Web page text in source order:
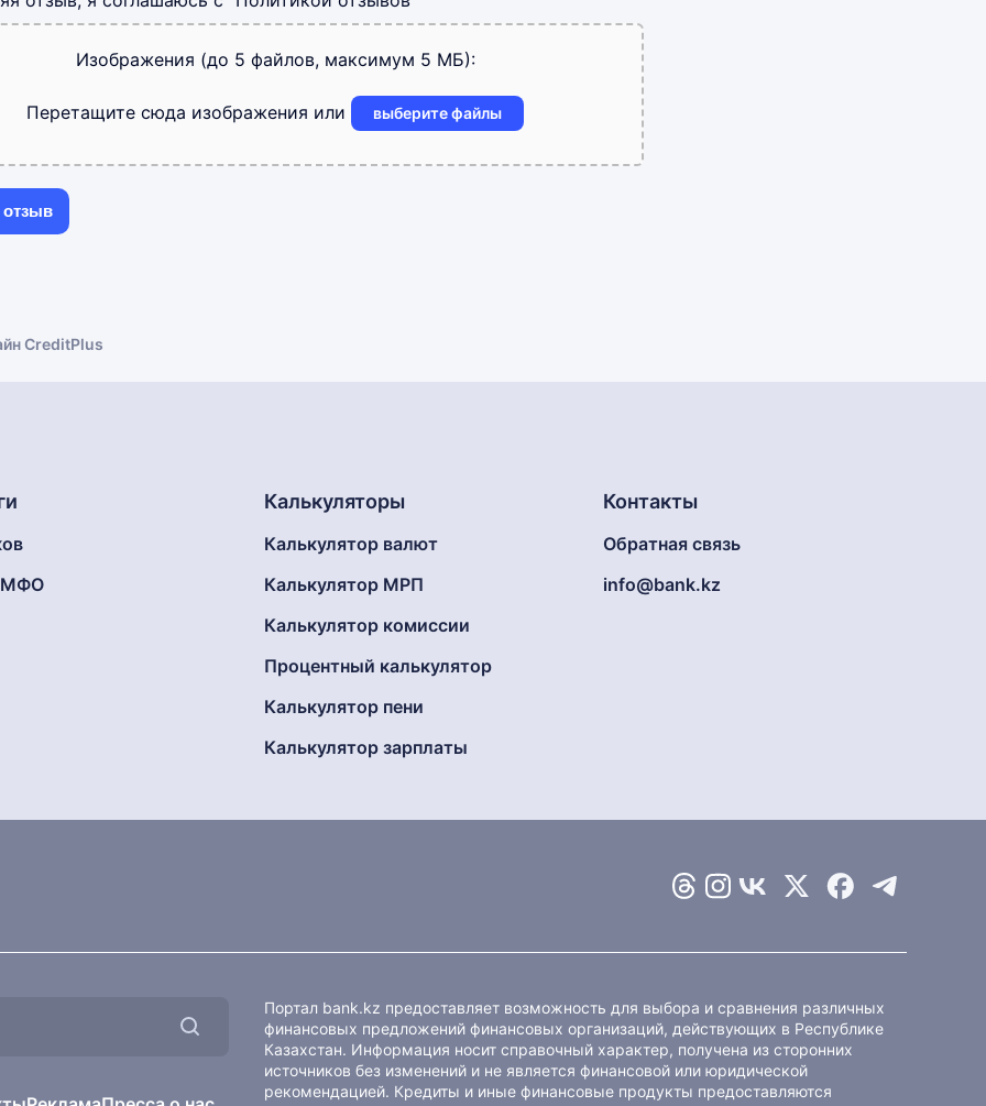
Изображения (до 5 файлов, максимум 5 МБ):
Перетащите сюда изображения или выберите файлы
CreditPlus
МФО
Калькуляторы
Калькулятор валют
Калькулятор МРП
Калькулятор комиссии
Процентный калькулятор
Калькулятор пени
Калькулятор зарплаты
Контакты
Обратная связь
info@bank.kz
Портал bank.kz предоставляет возможность для выбора и сравнения различных
финансовых предложений финансовых организаций, действующих в Республике
Казахстан. Информация носит справочный характер, получена из сторонних
источников без изменений и не является финансовой или юридической
рекомендацией. Кредиты и иные финансовые продукты предоставляются